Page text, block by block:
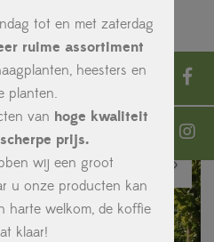
tot en met zaterdag
ruime assortiment
heesters en
planten.
van hoge kwaliteit
scherpe prijs.
wij een groot
u onze producten kan
harte welkom, de koffie
klaar!